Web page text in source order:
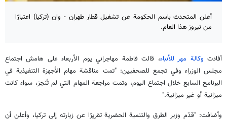
أعلن المتحدث باسم الحكومة عن تشغيل قطار طهران - وان (تركيا) اعتبارًا
من نيروز هذا العام.
أفادت وكالة مهر للأنباء، قالت فاطمة مهاجراني يوم الأربعاء على هامش اجتماع
مجلس الوزراء وفي تجمع للصحفيين: "تمت مناقشة مهام الأجهزة التنفيذية في
البرنامج السابع خلال اجتماع اليوم، وتمت مراجعة المهام التي لم تُنجز، سواء كانت
ميزانية أو غير ميزانية."
وأضافت: "قدّم وزير الطرق والتنمية الحضرية تقريرًا عن زيارته إلى تركيا، وأعلن أن